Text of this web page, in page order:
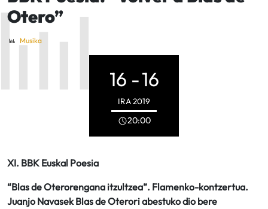
Otero”
Musika
16 -16
IRA2019
20:00
XI. BBK Euskal Poesia
“Blas de Oterorengana itzultzea”. Flamenko-kontzertua.
Juanjo Navasek Blas de Oterori abestuko dio bere